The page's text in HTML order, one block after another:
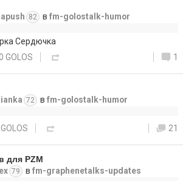
82 в fm-golostalk-humor
Сердючка
GOLOS 1
72 в fm-golostalk-humor
21
для PZM
79 в fm-graphenetalks-updates